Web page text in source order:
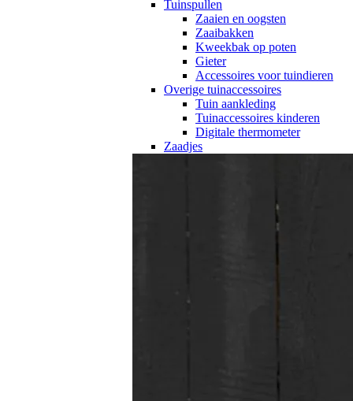
Tuinspullen
Zaaien en oogsten
Zaaibakken
Kweekbak op poten
Gieter
Accessoires voor tuindieren
Overige tuinaccessoires
Tuin aankleding
Tuinaccessoires kinderen
Digitale thermometer
Zaadjes